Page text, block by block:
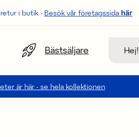
i butik - Besök vår företagssida här
Bästsäljare
är här - se hela kollektionen